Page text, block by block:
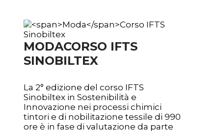
MODACORSO IFTS
SINOBILTEX
La 2° edizione del corso IFTS
Sinobiltex in Sostenibilità e
Innovazione nei processi chimici
tintori e di nobilitazione tessile di 990
ore è in fase di valutazione da parte